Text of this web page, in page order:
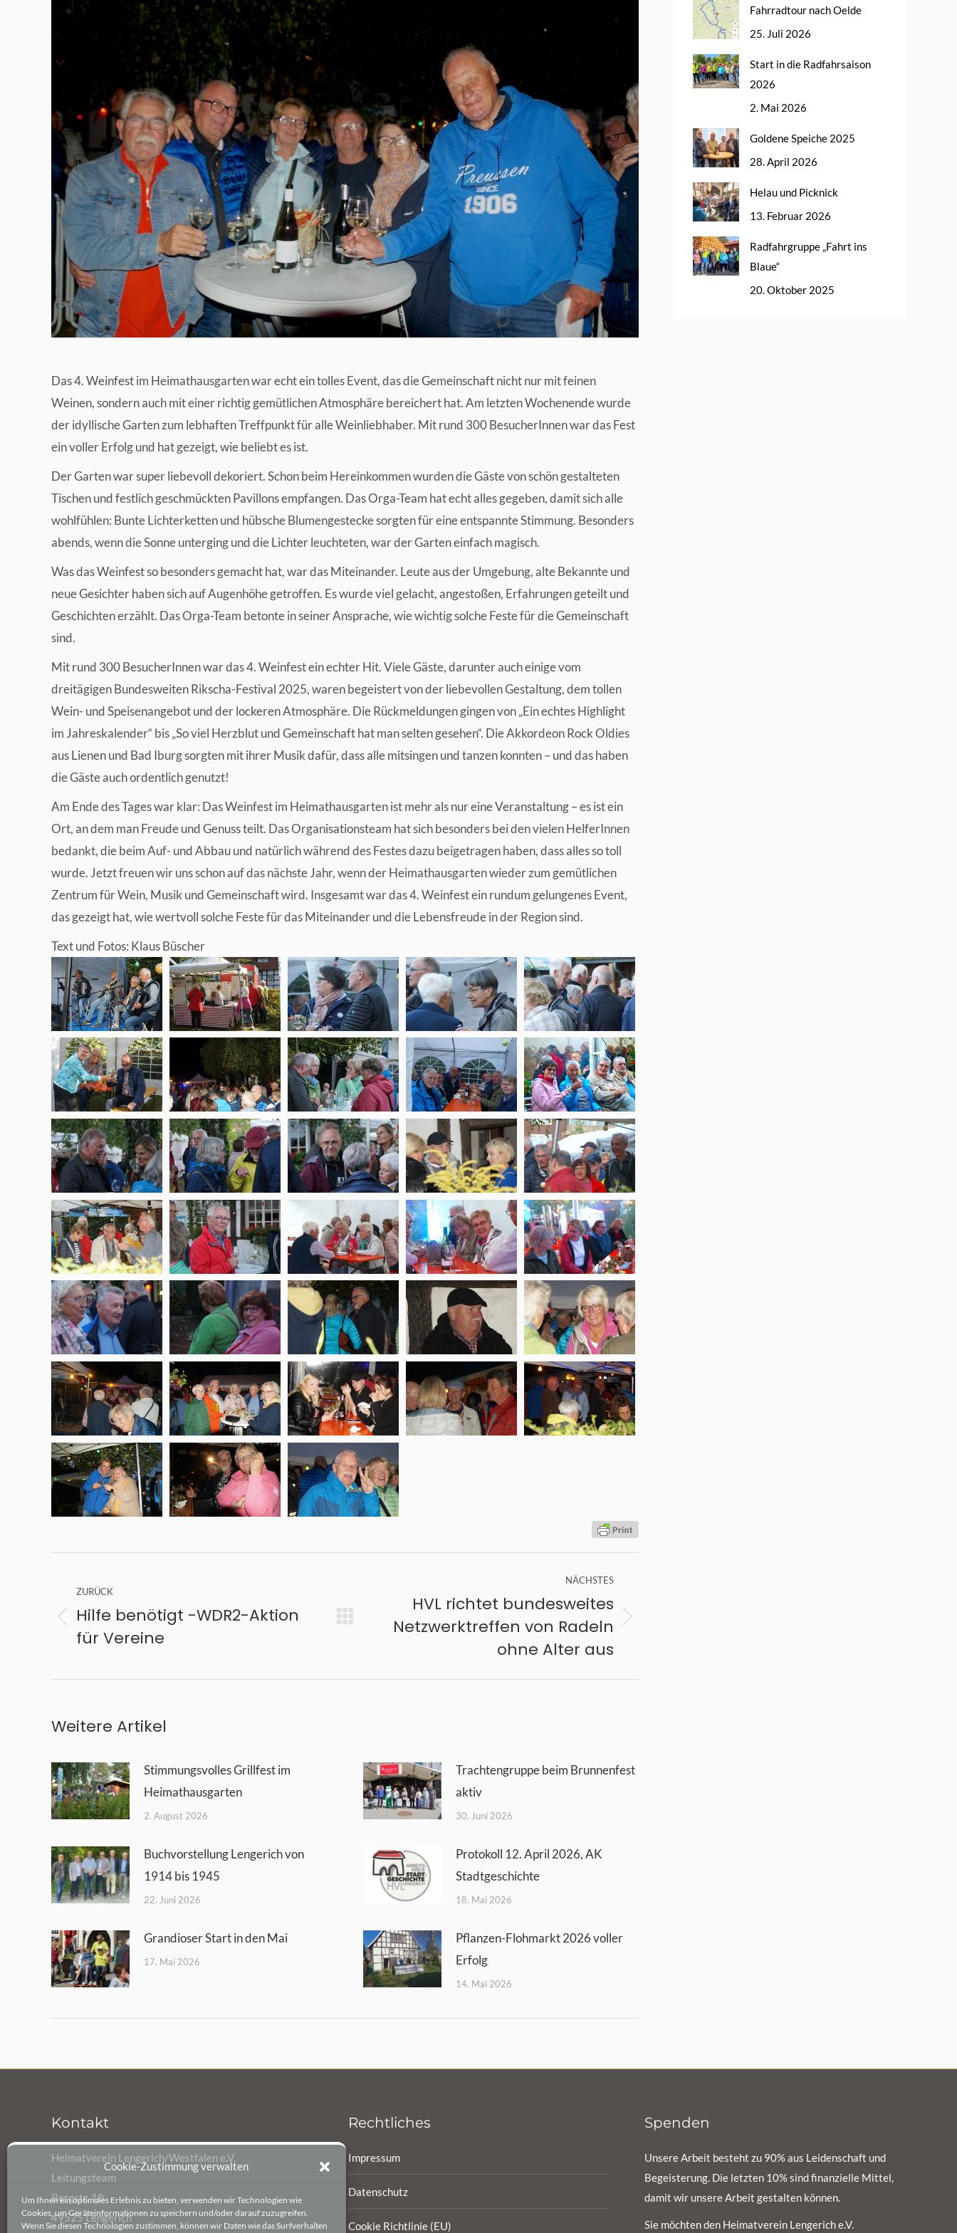
Cookie-Zustimmung verwalten
Um Ihnen ein optimales Erlebnis zu bieten, verwenden wir Technologien wie
Cookies, um Geräteinformationen zu speichern und/oder darauf zuzugreifen.
Wenn Sie diesen Technologien zustimmen, können wir Daten wie das Surfverhalten
Das 4. Weinfest im Heimathausgarten war echt ein tolles Event, das die Gemeinschaft nicht nur mit feinen
Weinen, sondern auch mit einer richtig gemütlichen Atmosphäre bereichert hat. Am letzten Wochenende wurde
der idyllische Garten zum lebhaften Treffpunkt für alle Weinliebhaber. Mit rund 300 BesucherInnen war das Fest
ein voller Erfolg und hat gezeigt, wie beliebt es ist.
Der Garten war super liebevoll dekoriert. Schon beim Hereinkommen wurden die Gäste von schön gestalteten
Tischen und festlich geschmückten Pavillons empfangen. Das Orga-Team hat echt alles gegeben, damit sich alle
wohlfühlen: Bunte Lichterketten und hübsche Blumengestecke sorgten für eine entspannte Stimmung. Besonders
abends, wenn die Sonne unterging und die Lichter leuchteten, war der Garten einfach magisch.
Was das Weinfest so besonders gemacht hat, war das Miteinander. Leute aus der Umgebung, alte Bekannte und
neue Gesichter haben sich auf Augenhöhe getroffen. Es wurde viel gelacht, angestoßen, Erfahrungen geteilt und
Geschichten erzählt. Das Orga-Team betonte in seiner Ansprache, wie wichtig solche Feste für die Gemeinschaft
sind.
Mit rund 300 BesucherInnen war das 4. Weinfest ein echter Hit. Viele Gäste, darunter auch einige vom
dreitägigen Bundesweiten Rikscha-Festival 2025, waren begeistert von der liebevollen Gestaltung, dem tollen
Wein- und Speisenangebot und der lockeren Atmosphäre. Die Rückmeldungen gingen von „Ein echtes Highlight
im Jahreskalender“ bis „So viel Herzblut und Gemeinschaft hat man selten gesehen“. Die Akkordeon Rock Oldies
aus Lienen und Bad Iburg sorgten mit ihrer Musik dafür, dass alle mitsingen und tanzen konnten – und das haben
die Gäste auch ordentlich genutzt!
Am Ende des Tages war klar: Das Weinfest im Heimathausgarten ist mehr als nur eine Veranstaltung – es ist ein
Ort, an dem man Freude und Genuss teilt. Das Organisationsteam hat sich besonders bei den vielen HelferInnen
bedankt, die beim Auf- und Abbau und natürlich während des Festes dazu beigetragen haben, dass alles so toll
wurde. Jetzt freuen wir uns schon auf das nächste Jahr, wenn der Heimathausgarten wieder zum gemütlichen
Zentrum für Wein, Musik und Gemeinschaft wird. Insgesamt war das 4. Weinfest ein rundum gelungenes Event,
das gezeigt hat, wie wertvoll solche Feste für das Miteinander und die Lebensfreude in der Region sind.
Text und Fotos: Klaus Büscher
ZURÜCK
Beitrag:
Hilfe benötigt -WDR2-Aktion
für Vereine
NÄCHSTES
Nächster
HVL richtet bundesweites
Netzwerktreffen von Radeln
ohne Alter aus
Weitere Artikel
Stimmungsvolles Grillfest im
Heimathausgarten
2. August 2026
Trachtengruppe beim Brunnenfest
aktiv
30. Juni 2026
Buchvorstellung Lengerich von
1914 bis 1945
22. Juni 2026
Protokoll 12. April 2026, AK
Stadtgeschichte
18. Mai 2026
Grandioser Start in den Mai
17. Mai 2026
Pflanzen-Flohmarkt 2026 voller
Erfolg
14. Mai 2026
Fahrradtour nach Oelde
25. Juli 2026
Start in die Radfahrsaison
2026
2. Mai 2026
Goldene Speiche 2025
28. April 2026
Helau und Picknick
13. Februar 2026
Radfahrgruppe „Fahrt ins
Blaue“
20. Oktober 2025
Kontakt
Heimatverein Lengerich/Westfalen e.V.
Leitungsteam
Bergstr. 10
49525 Lengerich
Rechtliches
Impressum
Datenschutz
Cookie Richtlinie (EU)
Spenden
Unsere Arbeit besteht zu 90% aus Leidenschaft und
Begeisterung. Die letzten 10% sind finanzielle Mittel,
damit wir unsere Arbeit gestalten können.
Sie möchten den Heimatverein Lengerich e.V.